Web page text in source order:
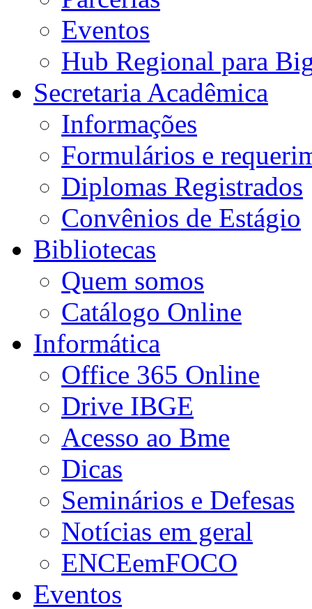
Eventos
Hub Regional para
Secretaria Acadêmica
Informações
Formulários e
Diplomas Registrados
Convênios de Estágio
Bibliotecas
Quem somos
Catálogo Online
Informática
Office 365 Online
Drive IBGE
Acesso ao Bme
Dicas
Seminários e Defesas
Notícias em geral
ENCEemFOCO
Eventos